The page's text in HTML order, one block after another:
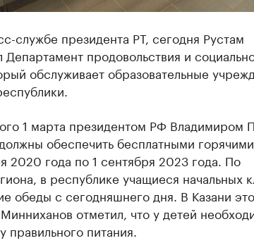
службе президента РТ, сегодня Рустам
продовольствия и
обслуживает образовательные
1 марта президентом РФ Владимиром
обеспечить бесплатными горячими
2020 года по 1 сентября 2023 года. По
в республике учащиеся начальных
обеды с сегодняшнего дня. В Казани
отметил, что у детей
правильного питания.